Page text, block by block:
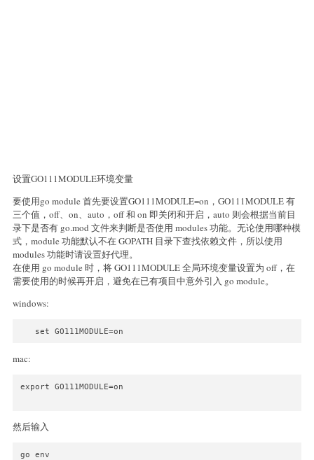
设置GO111MODULE环境变量
要使用go module 首先要设置GO111MODULE=on，GO111MODULE 有
三个值，off、on、auto，off 和 on 即关闭和开启，auto 则会根据当前目
录下是否有 go.mod 文件来判断是否使用 modules 功能。无论使用哪种模
式，module 功能默认不在 GOPATH 目录下查找依赖文件，所以使用
modules 功能时请设置好代理。
在使用 go module 时，将 GO111MODULE 全局环境变量设置为 off，在
需要使用的时候再开启，避免在已有项目中意外引入 go module。
windows:
mac:
export GO111MODULE=on
然后输入